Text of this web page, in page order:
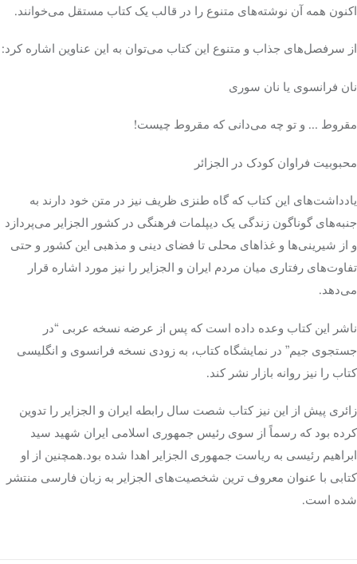
اکنون همه آن نوشته‌های متنوع را در قالب یک کتاب مستقل می‌خوانند.
از سرفصل‌های جذاب و متنوع این کتاب می‌توان به این عناوین اشاره کرد:
نان فرانسوی یا نان سوری
مقروط … و تو چه می‌دانی که مقروط چیست!
محبوبیت فراوان کودک در الجزائر
یادداشت‌های این کتاب که گاه طنزی ظریف نیز در متن خود دارند به
جنبه‌های گوناگون زندگی یک دیپلمات فرهنگی در کشور الجزایر می‌پردازد
و از شیرینی‌ها و غذاهای محلی تا فضای دینی و مذهبی این کشور و حتی
تفاوت‌های رفتاری میان مردم ایران و الجزایر را نیز مورد اشاره قرار
می‌دهد.
ناشر این کتاب وعده داده است که پس از عرضه نسخه عربی “در
جستجوی جیم” در نمایشگاه کتاب، به زودی نسخه فرانسوی و انگلیسی
کتاب را نیز روانه بازار نشر کند.
زائری پیش از این نیز کتاب شصت سال رابطه ایران و الجزایر را تدوین
کرده بود که رسماً از سوی رئیس جمهوری اسلامی ایران شهید سید
ابراهیم رئیسی به ریاست جمهوری الجزایر اهدا شده بود.همچنین از او
کتابی با عنوان معروف ترین شخصیت‌های الجزایر به زبان فارسی منتشر
شده است.